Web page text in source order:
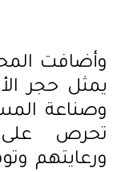
وأضافت
يمثل حجر
وصناعة
تحرص على
ورعايتهم